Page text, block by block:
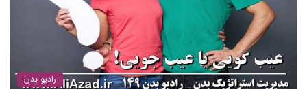
رادیو بدن